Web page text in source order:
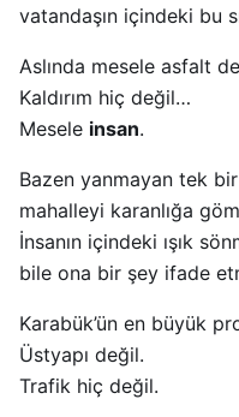
vatandaşın içindeki bu
Aslında mesele asfalt
Kaldırım hiç değil…
Mesele insan.
Bazen yanmayan tek
mahalleyi karanlığa
İnsanın içindeki ışık
bile ona bir şey ifade
Karabük’ün en büyük
Üstyapı değil.
Trafik hiç değil.